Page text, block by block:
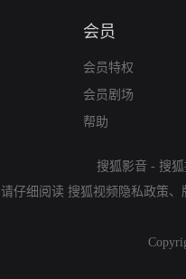
会员
会员特权
会员剧场
帮助
搜狐影音 - 搜
请仔细阅读 搜狐视频隐私政策、